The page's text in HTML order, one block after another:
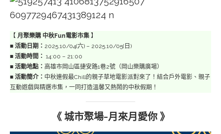
【 月聚樂購 中秋Fun電影市集 】
■ 活動日期： 2025.10/04(六) – 2025.10/05(日)
■ 活動時間： 14:00 – 21:00
■ 活動地點： 高雄市岡山區捷安路1巷2號（岡山樂購廣場）
■ 活動簡介： 中秋連假最Chill的親子草地電影派對來了！結合戶外電影、親子
互動遊戲與精選市集，一同打造溫馨又熱鬧的中秋假期！
《 城市聚場-月來月愛你 》